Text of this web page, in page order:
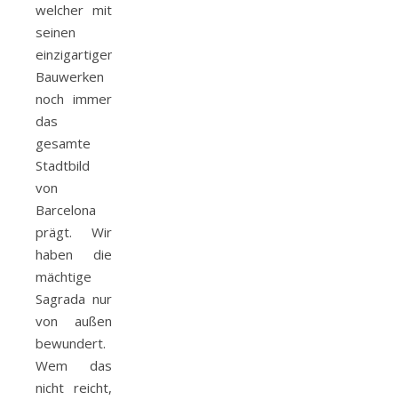
welcher mit
seinen
einzigartigen
Bauwerken
noch immer
das
gesamte
Stadtbild
von
Barcelona
prägt. Wir
haben die
mächtige
Sagrada nur
von außen
bewundert.
Wem das
nicht reicht,